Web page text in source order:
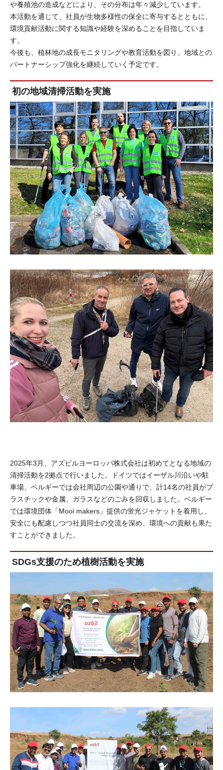
や養殖池の造成などにより、その分布は年々減少しています。
本活動を通じて、社員が生物多様性の保全に寄与するとともに、
環境貢献活動に関する知識や経験を深めることを目指していま
す。
今後も、植林地の成長モニタリングや教育活動を図り、地域との
パートナーシップ強化を継続していく予定です。
初の地域清掃活動を実施
2025年3月、アズビルヨーロッパ株式会社は初めてとなる地域の
清掃活動を2拠点で行いました。ドイツではイーザル川沿いや駐
車場、ベルギーでは会社周辺の公園や通りで、計14名の社員がプ
ラスチックや金属、ガラスなどのごみを回収しました。ベルギー
では環境団体「Mooi makers」提供の蛍光ジャケットを着用し、
安全にも配慮しつつ社員同士の交流を深め、環境への貢献も果た
すことができました。
SDGs支援のため植樹活動を実施